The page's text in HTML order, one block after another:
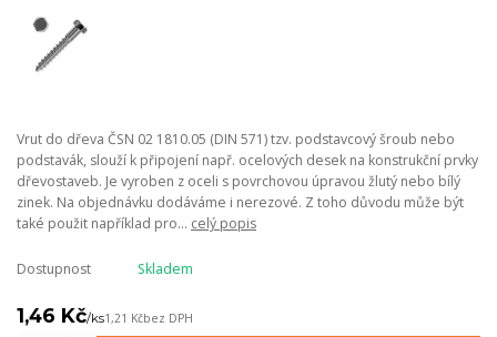
Vrut do dřeva ČSN 02 1810.05 (DIN 571) tzv. podstavcový šroub nebo
podstavák, slouží k připojení např. ocelových desek na konstrukční prvky
dřevostaveb. Je vyroben z oceli s povrchovou úpravou žlutý nebo bílý
zinek. Na objednávku dodáváme i nerezové. Z toho důvodu může být
také použit například pro... celý popis
Dostupnost Skladem
1,46 Kč/ks1,21 Kčbez DPH